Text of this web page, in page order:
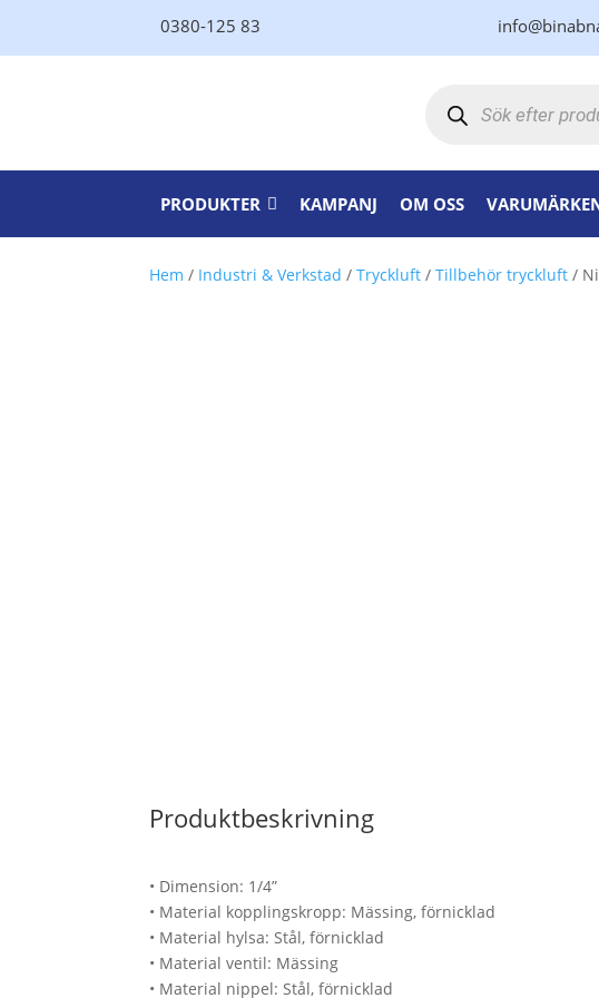
0380-125 83
PRODUKTER KAMPANJ OM OSS
Hem / Industri & Verkstad /Tryckluft /Tillbehör tryckluft /
Produktbeskrivning
• Dimension: 1/4”
• Material kopplingskropp: Mässing, förnicklad
• Material hylsa: Stål, förnicklad
• Material ventil: Mässing
• Material nippel: Stål, förnicklad